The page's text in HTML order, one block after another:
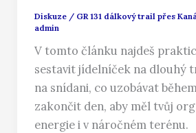
Diskuze / GR 131 dálkový trail přes
admin
V tomto článku najdeš
sestavit jídelníček na dlouhý
na snídani, co uzobávat
zakončit den, aby měl tvůj
energie i v náročném terénu.